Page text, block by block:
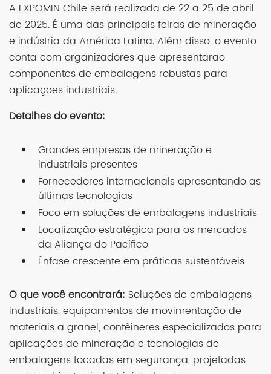
A EXPOMIN Chile será realizada de 22 a 25 de abril
de 2025. É uma das principais feiras de mineração
e indústria da América Latina. Além disso, o evento
conta com organizadores que apresentarão
componentes de embalagens robustas para
aplicações industriais.
Detalhes do evento:
Grandes empresas de mineração e
industriais presentes
Fornecedores internacionais apresentando as
últimas tecnologias
Foco em soluções de embalagens industriais
Localização estratégica para os mercados
da Aliança do Pacífico
Ênfase crescente em práticas sustentáveis
O que você encontrará: Soluções de embalagens
industriais, equipamentos de movimentação de
materiais a granel, contêineres especializados para
aplicações de mineração e tecnologias de
embalagens focadas em segurança, projetadas